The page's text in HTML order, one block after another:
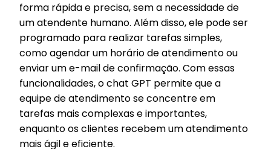
forma rápida e precisa, sem a necessidade de
um atendente humano. Além disso, ele pode ser
programado para realizar tarefas simples,
como agendar um horário de atendimento ou
enviar um e-mail de confirmação. Com essas
funcionalidades, o chat GPT permite que a
equipe de atendimento se concentre em
tarefas mais complexas e importantes,
enquanto os clientes recebem um atendimento
mais ágil e eficiente.